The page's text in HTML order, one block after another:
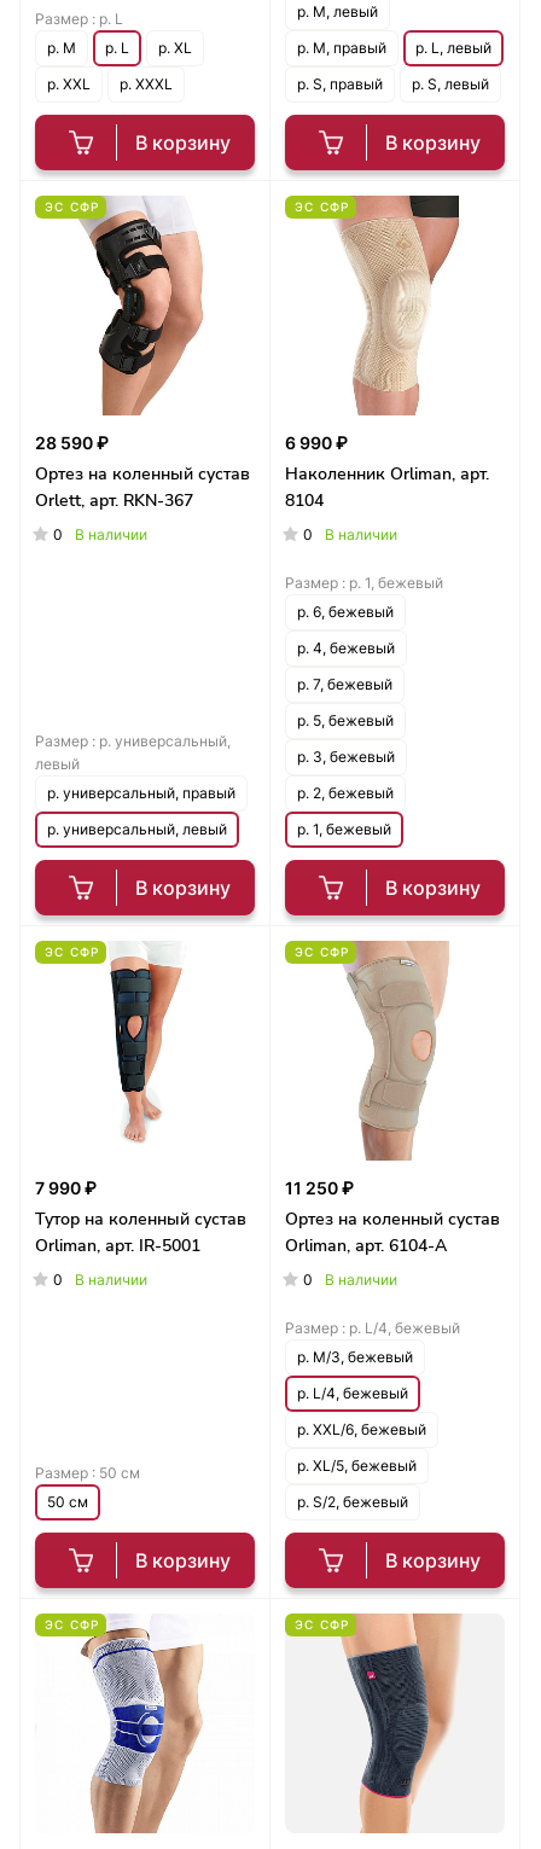
В корзину
Размер : р. L
р. M
р. L
р. XL
р. XXL
р. XXXL
В корзину
р. M, левый
р. M, правый
р. L, левый
р. S, правый
р. S, левый
ЭС СФР
28 590 ₽
Ортез на коленный сустав
Orlett, арт. RKN-367
0 В наличии
В корзину
Размер : р. универсальный,
левый
р. универсальный, правый
р. универсальный, левый
ЭС СФР
6 990 ₽
Наколенник Orliman, арт.
8104
0 В наличии
В корзину
Размер : р. 1, бежевый
р. 6, бежевый
р. 4, бежевый
р. 7, бежевый
р. 5, бежевый
р. 3, бежевый
р. 2, бежевый
р. 1, бежевый
ЭС СФР
7 990 ₽
Тутор на коленный сустав
Orliman, арт. IR-5001
0 В наличии
В корзину
Размер : 50 см
50 см
ЭС СФР
11 250 ₽
Ортез на коленный сустав
Orliman, арт. 6104-A
0 В наличии
В корзину
Размер : р. L/4, бежевый
р. M/3, бежевый
р. L/4, бежевый
р. XXL/6, бежевый
р. XL/5, бежевый
р. S/2, бежевый
ЭС СФР ЭС СФР